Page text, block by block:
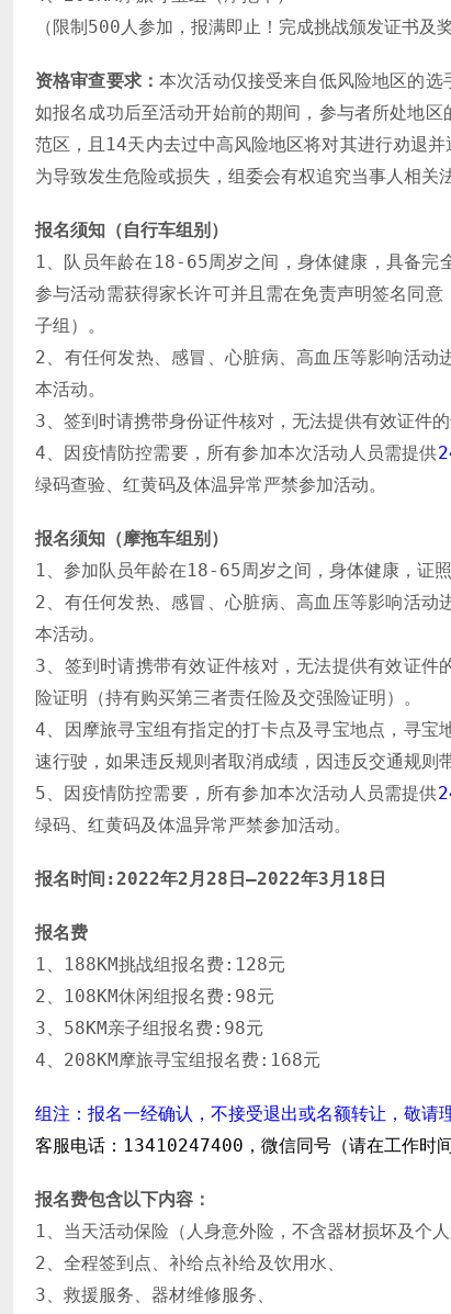
（限制500人参加，报满即止！完成挑战颁发证书及奖
资格审查要求：本次活动仅接受来自低风险地区的选
如报名成功后至活动开始前的期间，参与者所处地
范区，且14天内去过中高风险地区将对其进行劝退
为导致发生危险或损失，组委会有权追究当事人相关
报名须知（自行车组别）
1、队员年龄在18-65周岁之间，身体健康，具备完
参与活动需获得家长许可并且需在免责声明签名同
子组）。
2、有任何发热、感冒、心脏病、高血压等影响活
本活动。
3、签到时请携带身份证件核对，无法提供有效证件的
4、因疫情防控需要，所有参加本次活动人员需提供
绿码查验、红黄码及体温异常严禁参加活动。
报名须知（摩拖车组别）
1、参加队员年龄在18-65周岁之间，身体健康，证
2、有任何发热、感冒、心脏病、高血压等影响活
本活动。
3、签到时请携带有效证件核对，无法提供有效证
险证明（持有购买第三者责任险及交强险证明）。
4、因摩旅寻宝组有指定的打卡点及寻宝地点，寻宝
速行驶，如果违反规则者取消成绩，因违反交通规则
5、因疫情防控需要，所有参加本次活动人员需提供
绿码、红黄码及体温异常严禁参加活动。
报名时间:2022年2月28日–2022年3月18日
报名费
1、188KM挑战组报名费:128元
2、108KM休闲组报名费:98元
3、58KM亲子组报名费:98元
4、208KM摩旅寻宝组报名费:168元
组注：报名一经确认，不接受退出或名额转让，敬请
客服电话：13410247400，微信同号（请在工作时间
报名费包含以下内容：
1、当天活动保险（人身意外险，不含器材损坏及个人
2、全程签到点、补给点补给及饮用水、
3、救援服务、器材维修服务、